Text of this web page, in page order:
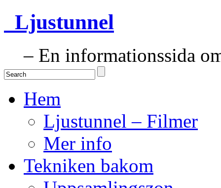
Ljustunnel
– En informationssida
Hem
Ljustunnel – Filmer
Mer info
Tekniken bakom